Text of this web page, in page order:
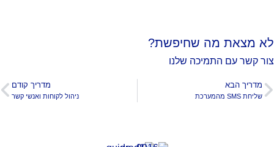
מצאת מה שחיפשת?
קשר עם התמיכה שלנו
מדריך הבא
שליחת SMS מהמערכת
מדריך קודם
ניהול לקוחות ואנשי קשר